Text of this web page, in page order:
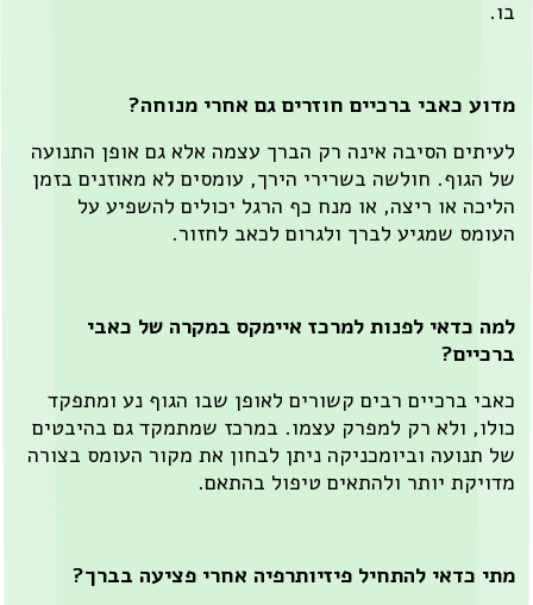
כאבי ברכיים חוזרים גם אחרי מנוחה?
הסיבה אינה רק הברך עצמה אלא גם אופן התנועה
הגוף. חולשה בשרירי הירך, עומסים לא מאוזנים בזמן
או ריצה, או מנח כף הרגל יכולים להשפיע על
שמגיע לברך ולגרום לכאב לחזור.
כדאי לפנות למרכז איימקס במקרה של כאבי
ברכיים רבים קשורים לאופן שבו הגוף נע ומתפקד
ולא רק למפרק עצמו. במרכז שמתמקד גם בהיבטים
תנועה וביומכניקה ניתן לבחון את מקור העומס בצורה
יותר ולהתאים טיפול בהתאם.
כדאי להתחיל פיזיותרפיה אחרי פציעה בברך?